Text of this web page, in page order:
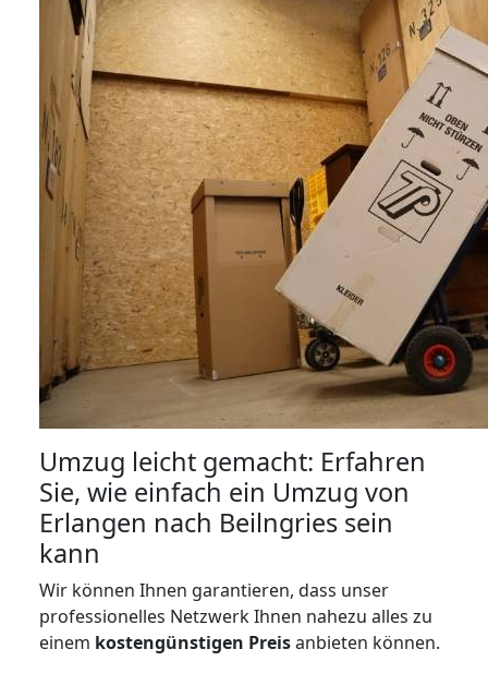
Umzug leicht gemacht: Erfahren
Sie, wie einfach ein Umzug von
Erlangen nach Beilngries sein
kann
Wir können Ihnen garantieren, dass unser
professionelles Netzwerk Ihnen nahezu alles zu
einem kostengünstigen Preisanbieten können.